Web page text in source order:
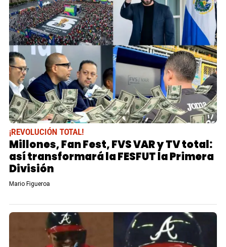
¡REVOLUCIÓN TOTAL!
Millones, Fan Fest, FVS VAR y TV total:
así transformará la FESFUT la Primera
División
Mario Figueroa